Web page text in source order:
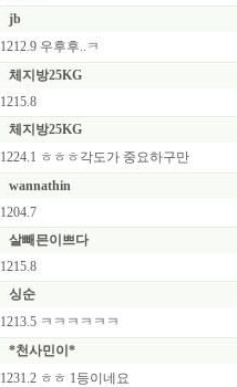
jb
1212.9 우후후..ㅋ
체지방25KG
1215.8
체지방25KG
1224.1 ㅎㅎㅎ각도가 중요하구만
wannathin
1204.7
살빼믄이쁘다
1215.8
싱순
1213.5 ㅋㅋㅋㅋㅋㅋ
*천사민이*
1231.2 ㅎㅎ 1등이네요